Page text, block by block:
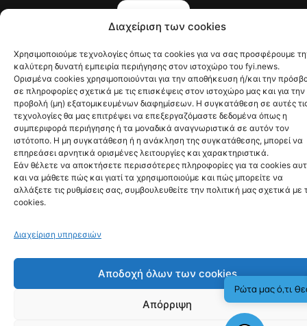
Διαχείριση των cookies
Χρησιμοποιούμε τεχνολογίες όπως τα cookies για να σας προσφέρουμε
καλύτερη δυνατή εμπειρία περιήγησης στον ιστοχώρο του fyi.news.
Ορισμένα cookies χρησιμοποιούνται για την αποθήκευση ή/και την
σε πληροφορίες σχετικά με τις επισκέψεις στον ιστοχώρο μας και για την
προβολή (μη) εξατομικευμένων διαφημίσεων. Η συγκατάθεση σε αυτές
τεχνολογίες θα μας επιτρέψει να επεξεργαζόμαστε δεδομένα όπως η
συμπεριφορά περιήγησης ή τα μοναδικά αναγνωριστικά σε αυτόν τον
ιστότοπο. Η μη συγκατάθεση ή η ανάκληση της συγκατάθεσης, μπορεί να
επηρεάσει αρνητικά ορισμένες λειτουργίες και χαρακτηριστικά.
Εάν θέλετε να αποκτήσετε περισσότερες πληροφορίες για τα cookies
και να μάθετε πώς και γιατί τα χρησιμοποιούμε και πώς μπορείτε να
αλλάξετε τις ρυθμίσεις σας, συμβουλευθείτε την πολιτική μας σχετικά με
cookies.
Διαχείριση υπηρεσιών
Αποδοχή όλων των cookies
Απόρριψη
Το 75% των πολιτών
καταγγέλλει ότι δέχεται
τουλάχιστον μία τέτοια κλήση
την εβδομάδα.
Οι παραβάσεις θα μπορούν να επισύρουν πρόστιμα
έως €75.000 ανά κλήση για φυσικά πρόσωπα και έως
€375.000 για εταιρείες. Προβλέπονται πάντως
εξαιρέσεις, όταν ο καταναλωτής έχει δώσει ρητή
συγκατάθεση ή όταν υπάρχει ήδη συμβατική σχέση με
την επιχείρηση και η επικοινωνία αφορά νέα εμπορική
προσφορά.
Η ρύθμιση στοχεύει τόσο στον περιορισμό των
πιεστικών πρακτικών πωλήσεων όσο και στην
προστασία ευάλωτων πολιτών από παραπλανητικές ή
προκαλεί πάντως ανησυχία στο Μαρόκο, όπου μεγάλο
μέρος των call centers εξυπηρετεί γαλλικές εταιρείες
και εκτιμάται ότι έως 50.000 θέσεις εργασίας μπορεί
να επηρεαστούν.
Πηγή:France24 Ρώτα μας ό,τι